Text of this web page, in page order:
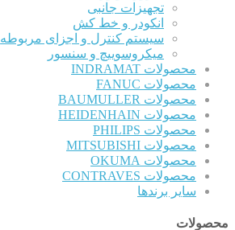
تجهیزات جانبی
انکودر و خط کش
سیستم کنترل و اجزای مربوطه
میکروسوییچ و سنسور
محصولات INDRAMAT
محصولات FANUC
محصولات BAUMULLER
محصولات HEIDENHAIN
محصولات PHILIPS
محصولات MITSUBISHI
محصولات OKUMA
محصولات CONTRAVES
سایر برندها
محصولات